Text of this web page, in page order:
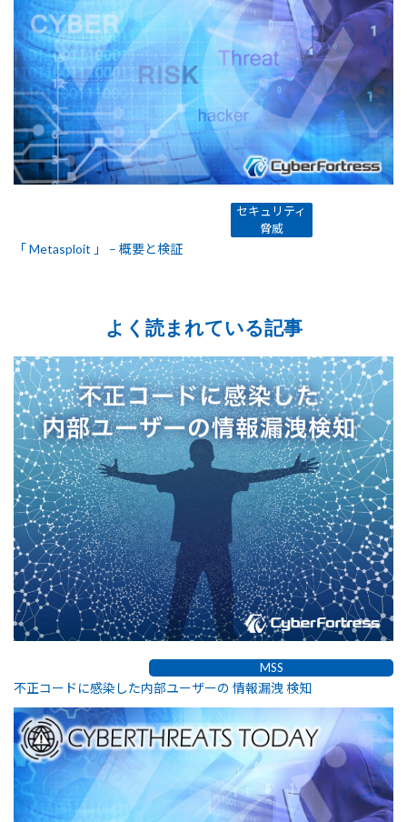
セキュリティ
脅威
「 Metasploit 」 – 概要と検証
よく読まれている記事
MSS
不正コードに感染した内部ユーザーの 情報漏洩 検知